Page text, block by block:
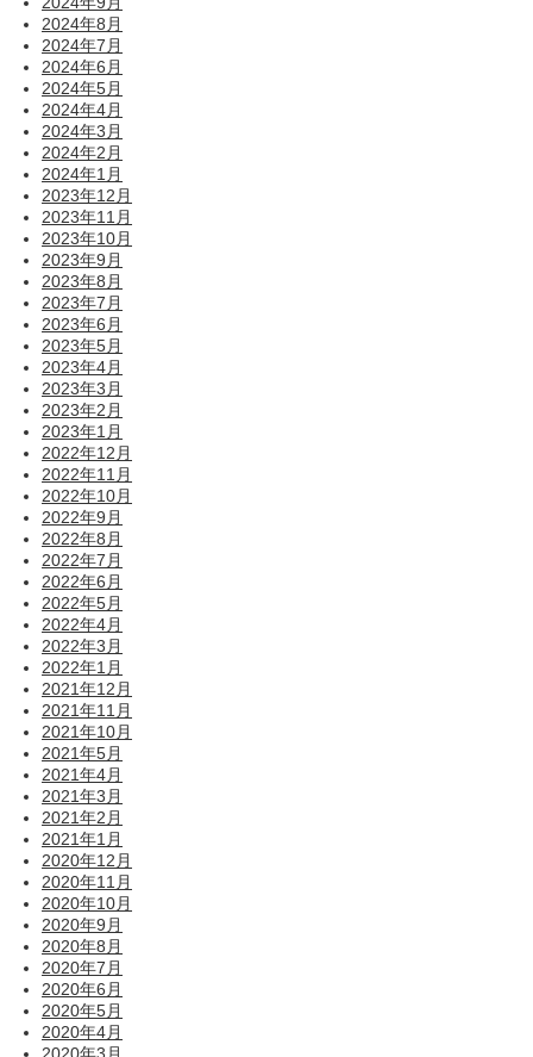
2024年8月
2024年7月
2024年6月
2024年5月
2024年4月
2024年3月
2024年2月
2024年1月
2023年12月
2023年11月
2023年10月
2023年9月
2023年8月
2023年7月
2023年6月
2023年5月
2023年4月
2023年3月
2023年2月
2023年1月
2022年12月
2022年11月
2022年10月
2022年9月
2022年8月
2022年7月
2022年6月
2022年5月
2022年4月
2022年3月
2022年1月
2021年12月
2021年11月
2021年10月
2021年5月
2021年4月
2021年3月
2021年2月
2021年1月
2020年12月
2020年11月
2020年10月
2020年9月
2020年8月
2020年7月
2020年6月
2020年5月
2020年4月